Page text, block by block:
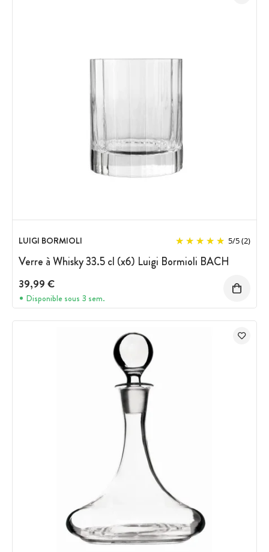
LUIGI BORMIOLI 5/5(2)
Verre à Whisky 33.5 cl (x6) Luigi Bormioli BACH
39,99 €
Disponible sous 3 sem.